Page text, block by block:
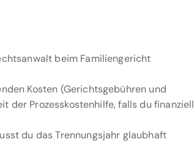
beim Familiengericht
Kosten (Gerichtsgebühren und
der Prozesskostenhilfe, falls du finanziell
du das Trennungsjahr glaubhaft